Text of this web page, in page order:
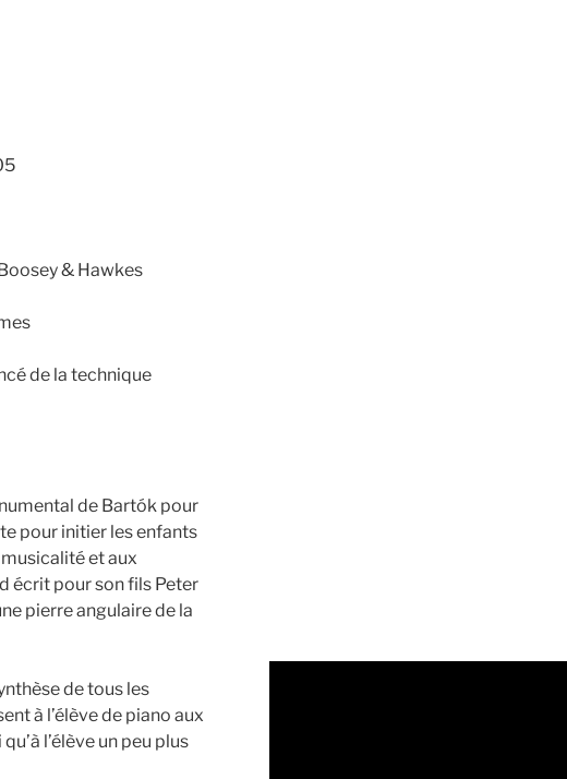
& Hawkes
de la technique
de Bartók pour
pour initier les enfants
et aux
écrit pour son fils Peter
pierre angulaire de la
de tous les
à l’élève de piano aux
l’élève un peu plus